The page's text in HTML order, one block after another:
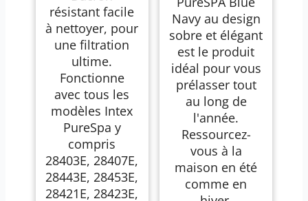
résistant facile
à nettoyer, pour
une filtration
ultime.
Fonctionne
avec tous les
modèles Intex
PureSpa y
compris
28403E, 28407E,
28443E, 28453E,
28421E, 28423E,
Navy au design
sobre et élégant
est le produit
idéal pour vous
prélasser tout
au long de
l'année.
Ressourcez-
vous à la
maison en été
comme en